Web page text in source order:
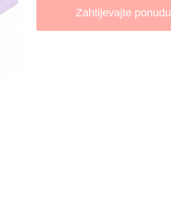
Zahtijevajte ponudu